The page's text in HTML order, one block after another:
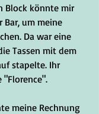
Block könnte mir
um meine
Da war eine
Tassen mit dem
stapelte. Ihr
"Florence".
meine Rechnung